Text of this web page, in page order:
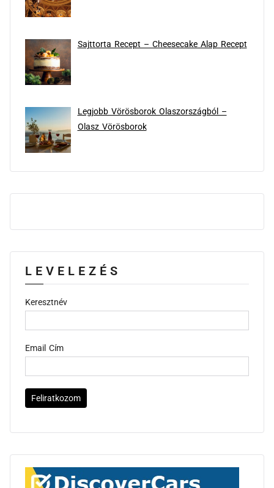
Sajttorta Recept – Cheesecake Alap Recept
Legjobb Vörösborok Olaszországból –
Olasz Vörösborok
LEVELEZÉS
Keresztnév
Email Cím